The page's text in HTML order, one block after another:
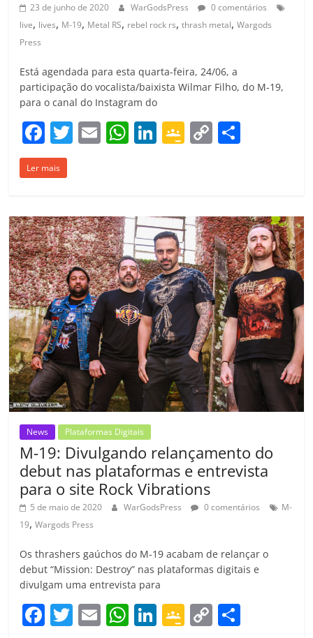
23 de junho de 2020 WarGodsPress
0 comentários
live, lives, M-19, Metal RS, rebel rock rs,thrash metal,Wargods
Press
Está agendada para esta quarta-feira, 24/06, a
participação do vocalista/baixista Wilmar Filho, do M-19,
para o canal do Instagram do
F
a
c
b
o
o
k
T
w
E
m
W
h
A
p
p
Li
n
dI
n
G
o
e
Cl
a
ss
ro
o
m
C
o
Li
n
k
ar
til
h
ar
Ler mais
News Plataformas Digitais
M-19: Divulgando relançamento do
debut nas plataformas e entrevista
para o site Rock Vibrations
5 de maio de 2020 WarGodsPress 0 comentários
M-
19,Wargods Press
Os thrashers gaúchos do M-19 acabam de relançar o
debut “Mission: Destroy” nas plataformas digitais e
divulgam uma entrevista para
F T E W Li G C